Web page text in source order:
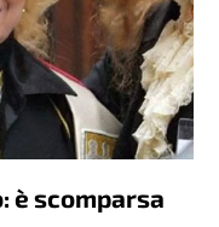
è scomparsa